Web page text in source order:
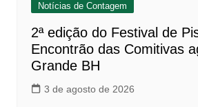
Notícias de Contagem
2ª edição do Festival de
Encontrão das Comitivas
Grande BH
3 de agosto de 2026